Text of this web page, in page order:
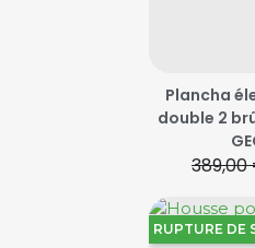
Plancha
double 2
Prix de
RUPTURE DE